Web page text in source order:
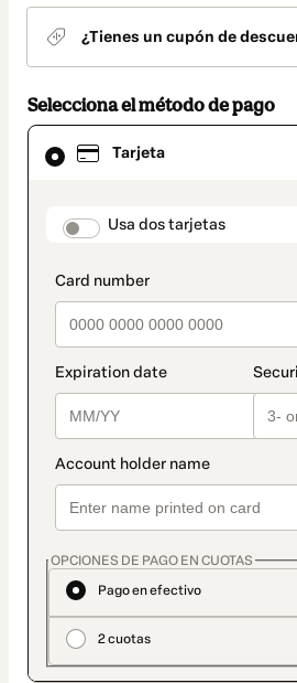
¿Tienes un cupón de
Selecciona el método de pago
Tarjeta
Usa dos tarjetas
OPCIONES DE PAGO EN CUOTAS
Pago en efectivo
2 cuotas
El
método
seleccionado